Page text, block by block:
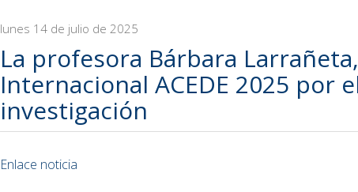
lunes 14 de julio de 2025
La profesora Bárbara
Internacional ACEDE 2025 por
investigación
Enlace noticia